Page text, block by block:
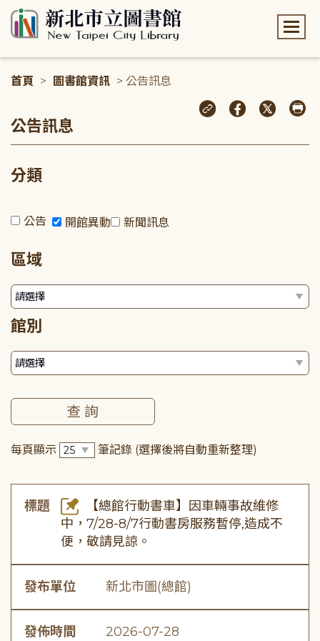
首頁 > 圖書館資訊 > 公告訊息
公告訊息
分類
公告 開館異動 新聞訊息
區域
館別
每頁顯示 筆記錄 (選擇後將自動重新整理)
標題
【總館行動書車】因車輛事故維修
中，7/28-8/7行動書房服務暫停,造成不
便，敬請見諒。
發布單位 新北市圖(總館)
發佈時間 2026-07-28